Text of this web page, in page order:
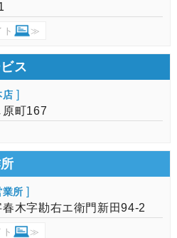
ト ≫
ス
店 ]
原町167
業所 ]
木字勘右エ衛門新田94-2
≫